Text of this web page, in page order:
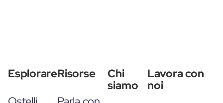
EsplorareRisorse
Chi
siamo
Lavora con
noi